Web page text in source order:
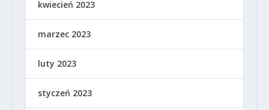
kwiecień 2023
marzec 2023
luty 2023
styczeń 2023